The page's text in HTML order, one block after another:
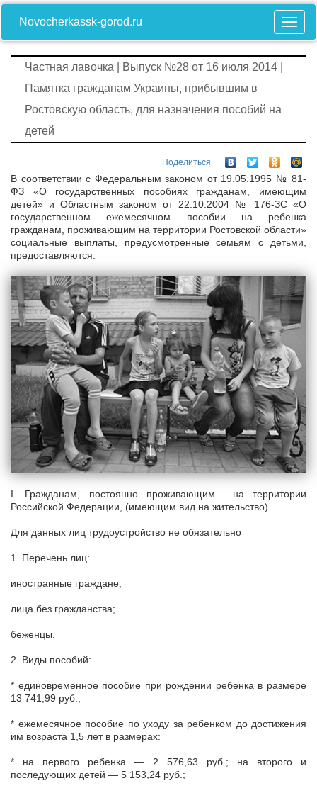
Novocherkassk-gorod.ru
Частная лавочка Выпуск №28 от 16 июля 2014
Памятка гражданам Украины, прибывшим в
Ростовскую область, для назначения пособий на
детей
Поделиться
В соответствии с Федеральным законом от 19.05.1995 № 81-
ФЗ «О государственных пособиях гражданам, имеющим
детей» и Областным законом от 22.10.2004 № 176-ЗС «О
государственном ежемесячном пособии на ребенка
гражданам, проживающим на территории Ростовской области»
социальные выплаты, предусмотренные семьям с детьми,
предоставляются:
I. Гражданам, постоянно проживающим на территории
Российской Федерации, (имеющим вид на жительство)
Для данных лиц трудоустройство не обязательно
1. Перечень лиц:
иностранные граждане;
лица без гражданства;
беженцы.
2. Виды пособий:
* единовременное пособие при рождении ребенка в размере
13 741,99 руб.;
* ежемесячное пособие по уходу за ребенком до достижения
им возраста 1,5 лет в размерах:
* на первого ребенка — 2 576,63 руб.; на второго и
последующих детей — 5 153,24 руб.;